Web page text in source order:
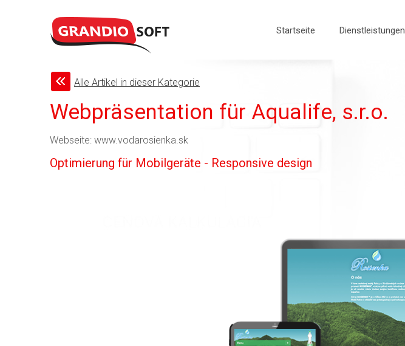
Startseite Dienstleistungen
Alle Artikel in dieser Kategorie
Webpräsentation für Aqualife, s.r.o.
Webseite: www.vodarosienka.sk
Optimierung für Mobilgeräte - Responsive design